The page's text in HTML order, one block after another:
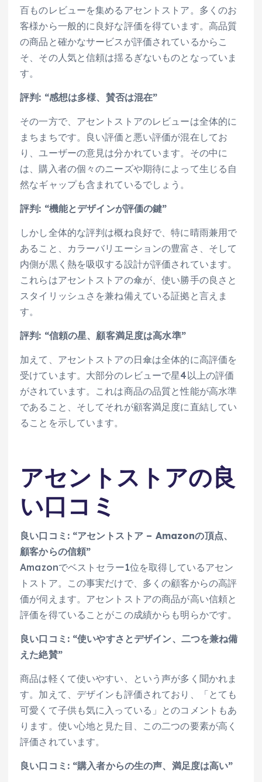
百ものレビューを集めるアセントストア。多くのお
客様から一般的に良好な評価を得ています。高品質
の商品と確かなサービスが評価されているからこ
そ、その人気と信頼は揺るぎないものとなっていま
す。
評判: “感想は多様、賛否は混在”
その一方で、アセントストアのレビューは全体的に
まちまちです。良い評価と悪い評価が混在してお
り、ユーザーの意見は分かれています。その中に
は、購入者の個々のニーズや期待によって生じる自
然なギャップも含まれているでしょう。
評判: “機能とデザインが評価の鍵”
しかし全体的な評判は概ね良好で、特に晴雨兼用で
あること、カラーバリエーションの豊富さ、そして
内側が黒く熱を吸収する設計が評価されています。
これらはアセントストアの傘が、使い勝手の良さと
スタイリッシュさを兼ね備えている証拠と言えま
す。
評判: “信頼の星、顧客満足度は高水準”
加えて、アセントストアの日傘は全体的に高評価を
受けています。大部分のレビューで星4以上の評価
がされています。これは商品の品質と性能が高水準
であること、そしてそれが顧客満足度に直結してい
ることを示しています。
アセントストアの良
い口コミ
良い口コミ: “アセントストア – Amazonの頂点、
顧客からの信頼”
Amazonでベストセラー1位を取得しているアセン
トストア。この事実だけで、多くの顧客からの高評
価が伺えます。アセントストアの商品が高い信頼と
評価を得ていることがこの成績からも明らかです。
良い口コミ: “使いやすさとデザイン、二つを兼ね備
えた絶賛”
商品は軽くて使いやすい、という声が多く聞かれま
す。加えて、デザインも評価されており、「とても
可愛くて子供も気に入っている」とのコメントもあ
ります。使い心地と見た目、この二つの要素が高く
評価されています。
良い口コミ: “購入者からの生の声、満足度は高い”